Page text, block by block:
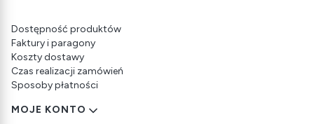
Dostępność produktów
Faktury i paragony
Koszty dostawy
Czas realizacji zamówień
Sposoby płatności
MOJE KONTO